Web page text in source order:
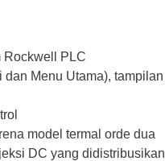
Rockwell PLC
Menu Utama),
model termal orde dua
DC yang